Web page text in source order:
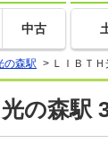
中古
の森駅 > ＬＩＢＴ
の森